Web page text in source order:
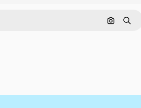
画像で検
検索